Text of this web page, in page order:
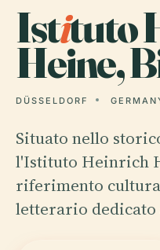
Istituto
Heine,
DÜSSELDORF
Situato nello
l'Istituto Heinrich
riferimento
letterario